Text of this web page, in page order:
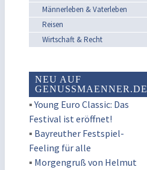
Männerleben & Vaterleben
Reisen
Wirtschaft & Recht
NEU AUF
GENUSSMAENNER.DE
▪Young Euro Classic: Das
Festival ist eröffnet!
▪ Bayreuther Festspiel-
Feeling für alle
▪ Morgengruß von Helmut